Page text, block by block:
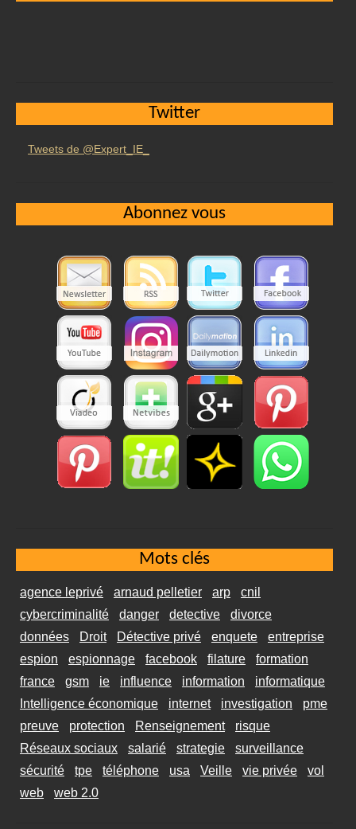
Twitter
Tweets de @Expert_IE_
Abonnez vous
Mots clés
agence leprivé arnaud pelletier arp
cnil
cybercriminalité
danger detective
divorce
données
Droit Détective privé enquete
entreprise
espion
espionnage facebook filature
formation
france
gsm ie influence information
informatique
Intelligence économique
internet investigation
pme
preuve
protection Renseignement
risque
Réseaux sociaux
salarié strategie
surveillance
sécurité
tpe téléphone usa Veille vie privée
vol
web
web 2.0